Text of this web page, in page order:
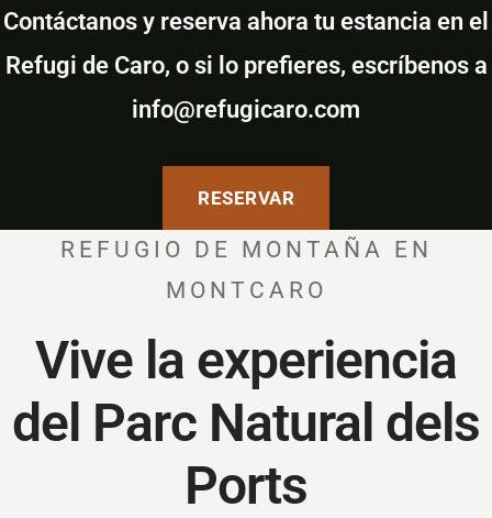
Contáctanos y reserva ahora tu estancia en el
Refugi de Caro, o si lo prefieres, escríbenos a
info@refugicaro.com
RESERVAR
REFUGIO DE MONTAÑA EN
MONTCARO
Vive la experiencia
del Parc Natural dels
Ports